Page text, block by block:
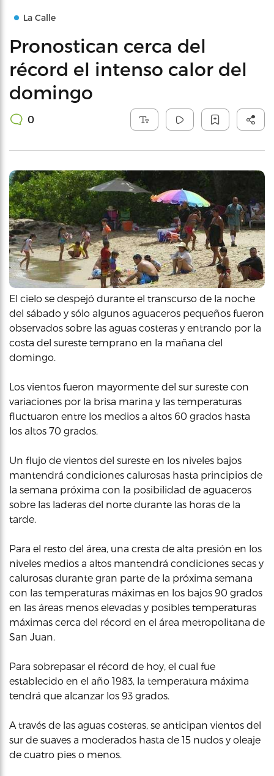
La Calle
Pronostican cerca del
récord el intenso calor del
domingo
0
El cielo se despejó durante el transcurso de la noche
del sábado y sólo algunos aguaceros pequeños fueron
observados sobre las aguas costeras y entrando por la
costa del sureste temprano en la mañana del
domingo.
Los vientos fueron mayormente del sur sureste con
variaciones por la brisa marina y las temperaturas
fluctuaron entre los medios a altos 60 grados hasta
los altos 70 grados.
Un flujo de vientos del sureste en los niveles bajos
mantendrá condiciones calurosas hasta principios de
la semana próxima con la posibilidad de aguaceros
sobre las laderas del norte durante las horas de la
tarde.
Para el resto del área, una cresta de alta presión en los
niveles medios a altos mantendrá condiciones secas y
calurosas durante gran parte de la próxima semana
con las temperaturas máximas en los bajos 90 grados
en las áreas menos elevadas y posibles temperaturas
máximas cerca del récord en el área metropolitana de
San Juan.
Para sobrepasar el récord de hoy, el cual fue
establecido en el año 1983, la temperatura máxima
tendrá que alcanzar los 93 grados.
A través de las aguas costeras, se anticipan vientos del
sur de suaves a moderados hasta de 15 nudos y oleaje
de cuatro pies o menos.